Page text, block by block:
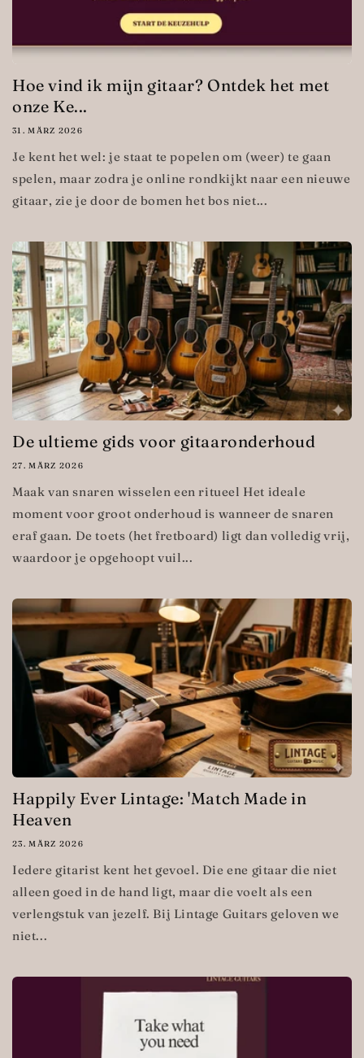
Hoe vind ik mijn gitaar? Ontdek het met
onze Ke...
31. MÄRZ 2026
Je kent het wel: je staat te popelen om (weer) te gaan
spelen, maar zodra je online rondkijkt naar een nieuwe
gitaar, zie je door de bomen het bos niet...
De ultieme gids voor gitaaronderhoud
27. MÄRZ 2026
Maak van snaren wisselen een ritueel Het ideale
moment voor groot onderhoud is wanneer de snaren
eraf gaan. De toets (het fretboard) ligt dan volledig vrij,
waardoor je opgehoopt vuil...
Happily Ever Lintage: 'Match Made in
Heaven
23. MÄRZ 2026
Iedere gitarist kent het gevoel. Die ene gitaar die niet
alleen goed in de hand ligt, maar die voelt als een
verlengstuk van jezelf. Bij Lintage Guitars geloven we
niet...